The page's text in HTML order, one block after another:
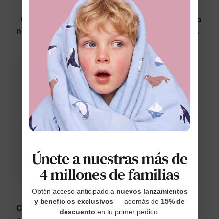
AbrazoTérmico™
Chaqueta azul para
niño/niña Hot Wheels
$34.99
Camisetas moradas para
niñas pequeñas/niñas de
Disney Mickey y sus
amigos
$13.99
Naia™
Camisetas rosas para
AbrazoTérmico™
Chaqueta para niño
Únete a nuestras más de
4 millones de familias
Obtén acceso anticipado a nuevos lanzamientos
y beneficios exclusivos — además de 15% de
descuento en tu primer pedido.